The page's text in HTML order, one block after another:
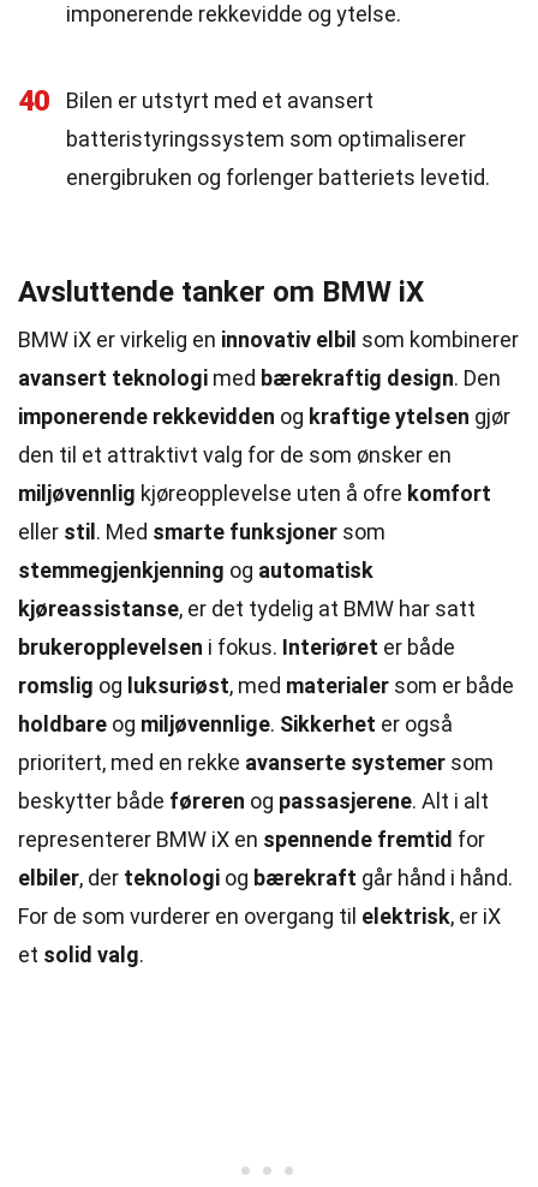
imponerende rekkevidde og ytelse.
40
Bilen er utstyrt med et avansert
batteristyringssystem som optimaliserer
energibruken og forlenger batteriets levetid.
Avsluttende tanker om BMW iX
BMW iX er virkelig en innovativ elbil som kombinerer
avansert teknologi med bærekraftig design. Den
imponerende rekkevidden og kraftige ytelsen gjør
den til et attraktivt valg for de som ønsker en
miljøvennlig kjøreopplevelse uten å ofre komfort
eller stil . Med smarte funksjoner som
stemmegjenkjenning og automatisk
kjøreassistanse, er det tydelig at BMW har satt
brukeropplevelsen i fokus. Interiøret er både
romslig og luksuriøst, med materialer som er både
holdbare og miljøvennlige. Sikkerhet er også
prioritert, med en rekke avanserte systemer som
beskytter både føreren og passasjerene. Alt i alt
representerer BMW iX en spennende fremtid for
elbiler, der teknologi og bærekraft går hånd i hånd.
For de som vurderer en overgang til elektrisk, er iX
et solid valg.